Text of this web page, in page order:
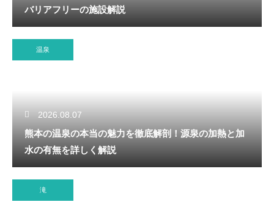
バリアフリーの施設解説
温泉
2026.08.07
熊本の温泉の本当の魅力を徹底解剖！源泉の加熱と加
水の有無を詳しく解説
滝